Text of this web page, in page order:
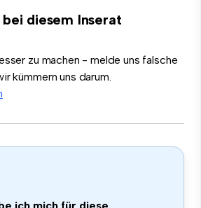
bei diesem Inserat
zu machen - melde uns falsche
kümmern uns darum.